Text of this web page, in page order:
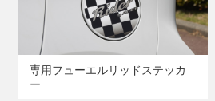
専用フューエルリッドステッカ
ー